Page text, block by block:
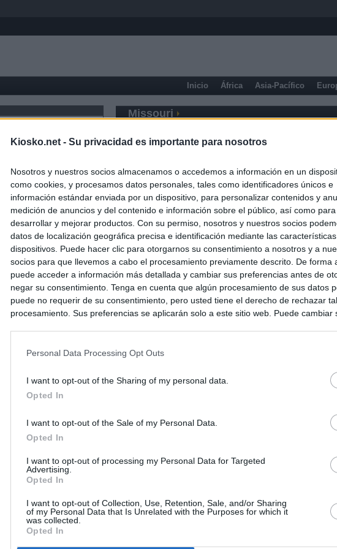
Kiosko.net - Su privacidad es importante para nosotros
Nosotros y nuestros socios almacenamos o accedemos a información en un
como cookies, y procesamos datos personales, tales como identificadores únicos e
información estándar enviada por un dispositivo, para personalizar contenidos y
medición de anuncios y del contenido e información sobre el público, así como para
desarrollar y mejorar productos. Con su permiso, nosotros y nuestros socios
datos de localización geográfica precisa e identificación mediante las
dispositivos. Puede hacer clic para otorgarnos su consentimiento a nosotros y a
socios para que llevemos a cabo el procesamiento previamente descrito. De forma
puede acceder a información más detallada y cambiar sus preferencias antes de
negar su consentimiento. Tenga en cuenta que algún procesamiento de sus datos
puede no requerir de su consentimiento, pero usted tiene el derecho de rechazar tal
procesamiento. Sus preferencias se aplicarán solo a este sitio web. Puede cambiar
Personal Data Processing Opt Outs
I want to opt-out of the Sharing of my personal data.
Opted In
I want to opt-out of the Sale of my Personal Data.
Opted In
I want to opt-out of processing my Personal Data for Targeted
Advertising.
Opted In
I want to opt-out of Collection, Use, Retention, Sale, and/or Sharing
of my Personal Data that Is Unrelated with the Purposes for which it
was collected.
Opted In
Inicio África Asia-Pacífico
Missouri
Últimas noticias
Chamberí a ayudas por los incendios
Ayuso contra Ayuso: cómo ha cambiado su discurso sobre el ático de la
del